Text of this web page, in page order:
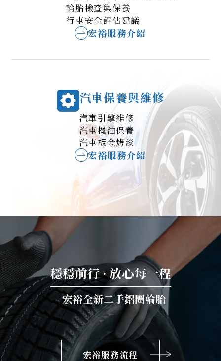
輪胎檢查與保養
行車安全評估建議
宏裕服務介紹
汽車保養與維修
汽車引擎維修
汽車機油保養
汽車板金烤漆
宏裕服務介紹
穩穩前行 · 放心每一程
- 宏裕全新二手鋁圈輪胎
宏裕服務流程